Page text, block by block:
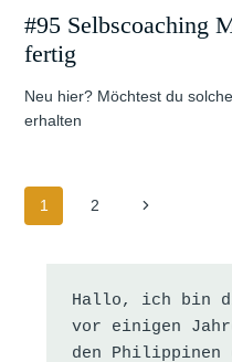
#95 Selbscoaching
fertig
Neu hier? Möchtest du
erhalten
Seitennavigation
1 2
Nächste
Hallo, ich bin
vor einigen
den Philippinen